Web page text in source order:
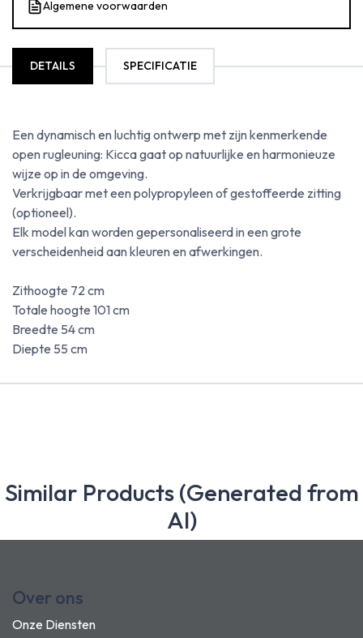
Algemene voorwaarden
DETAILS SPECIFICATIE
Een dynamisch en luchtig ontwerp met zijn kenmerkende
open rugleuning: Kicca gaat op natuurlijke en harmonieuze
wijze op in de omgeving.
Verkrijgbaar met een polypropyleen of gestoffeerde zitting
(optioneel).
Elk model kan worden gepersonaliseerd in een grote
verscheidenheid aan kleuren en afwerkingen.
Zithoogte 72 cm
Totale hoogte 101 cm
Breedte 54 cm
Diepte 55 cm
Similar Products (Generated from
AI)
Over ons
Onze Diensten